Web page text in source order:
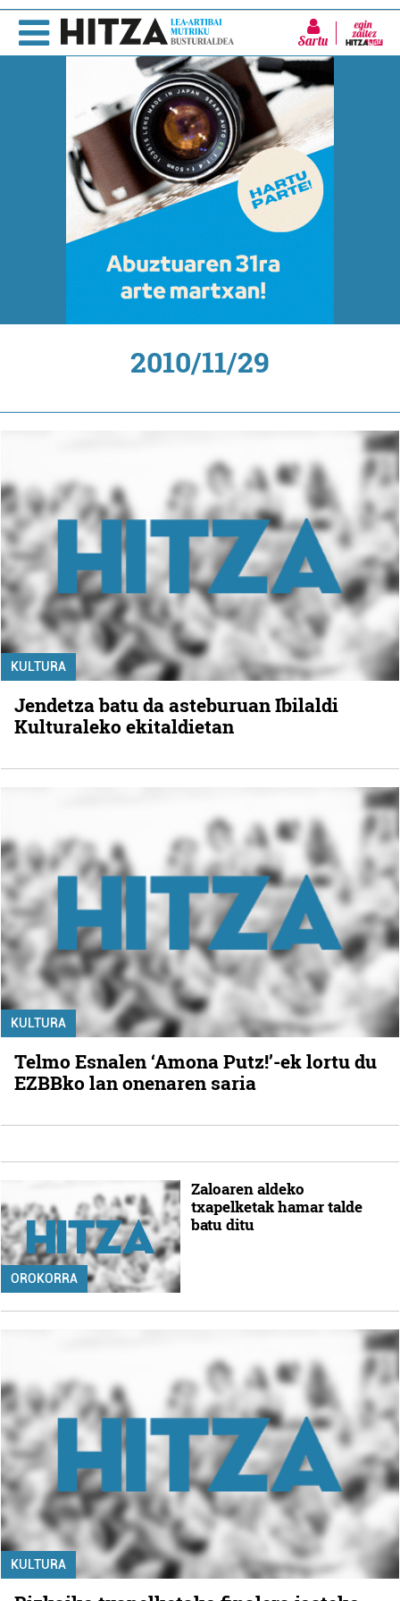
Sartu
2010/11/29
KULTURA
Jendetza batu da asteburuan Ibilaldi
Kulturaleko ekitaldietan
KULTURA
Telmo Esnalen ‘Amona Putz!’-ek lortu du
EZBBko lan onenaren saria
OROKORRA
Zaloaren aldeko
txapelketak hamar talde
batu ditu
KULTURA